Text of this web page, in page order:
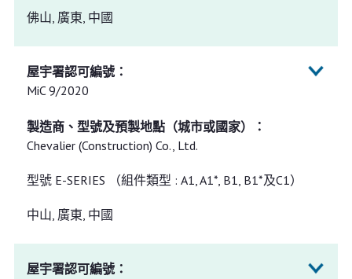
佛山, 廣東, 中國
MiC 9/2020
Chevalier (Construction) Co., Ltd.
型號 E-SERIES （組件類型 : A1, A1*, B1, B1*及C1）
中山, 廣東, 中國